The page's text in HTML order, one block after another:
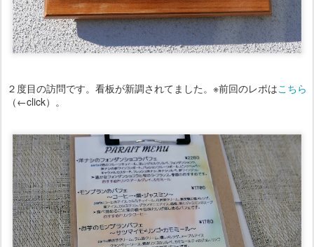
２度目の訪問です。看板が新調されてました。※前回のレポはこちら
（←click）。